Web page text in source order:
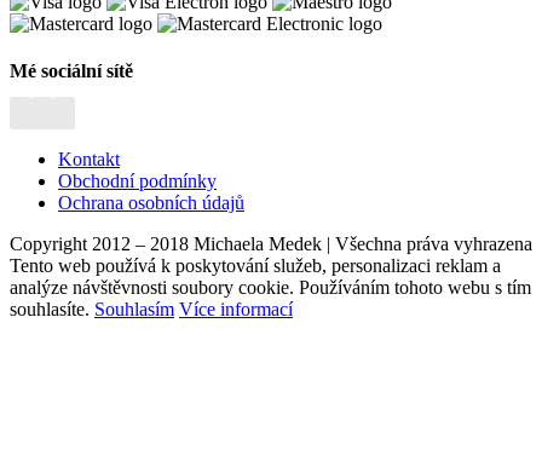
Mé sociální sítě
Kontakt
Obchodní podmínky
Ochrana osobních údajů
Copyright 2012 – 2018 Michaela Medek | Všechna práva vyhrazena
Tento web používá k poskytování služeb, personalizaci reklam a
analýze návštěvnosti soubory cookie. Používáním tohoto webu s tím
souhlasíte. Souhlasím Více informací